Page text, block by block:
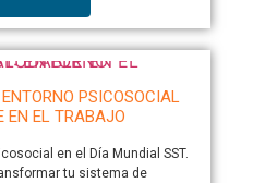
PSICOSOCIAL
EN EL TRABAJO
en el Día Mundial SST.
tu sistema de